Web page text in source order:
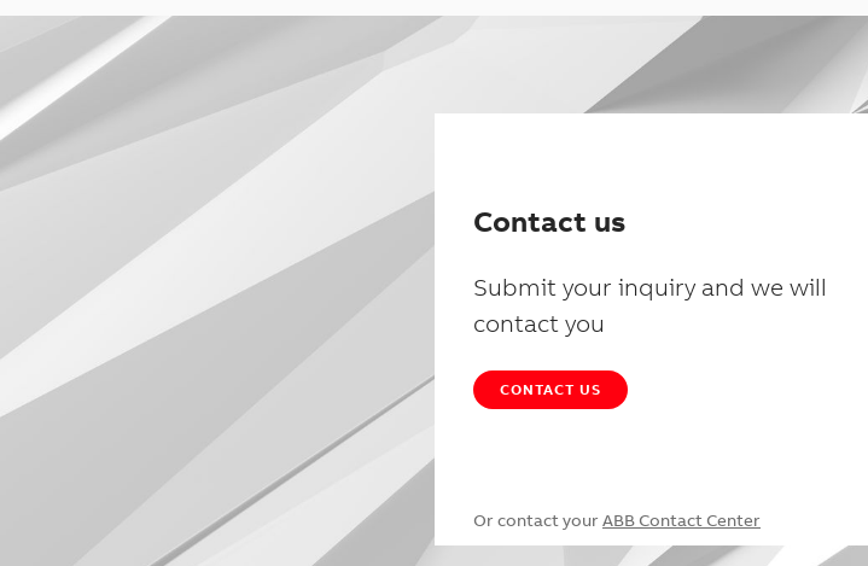
Contact us
Submit your inquiry and we will
contact you
CONTACT US
Or contact your ABB Contact Center